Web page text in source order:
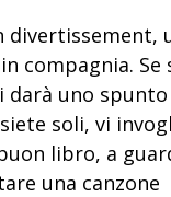
divertissement,
compagnia. Se
darà uno
soli, vi
libro, a
una canzone